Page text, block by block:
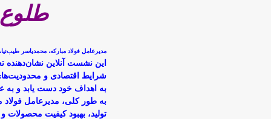
مدیرعامل فولاد مبارکه، محمدیاسر
این نشست آنلاین نشان‌دهنده
شرایط اقتصادی و محدودیت‌های
به اهداف خود دست یابد و به
به طور کلی، مدیرعامل
تولید، بهبود کیفیت